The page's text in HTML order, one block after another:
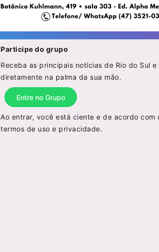
Participe do grupo
Receba as principais notícias de Rio do Sul e
diretamente na palma da sua mão.
Entre no Grupo
Ao entrar, você está ciente e de acordo com
termos de uso e privacidade.